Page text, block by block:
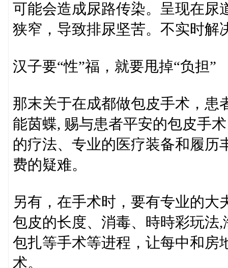
可能会造成尿路传染。呈现在尿
狭窄，导致排尿坚苦。不实时解
汉子要“性”福，就要甩掉“负担”
那末关于在成都做包皮手术，患
能茵蝶, 赐与患者平安的包皮手
的疗法、专业的医疗装备和履历
费的疑难。
另有，在手术时，要有专业的
包皮的长度、消毒、時時彩玩法
包扎等手术等进程，让每中和房
术。